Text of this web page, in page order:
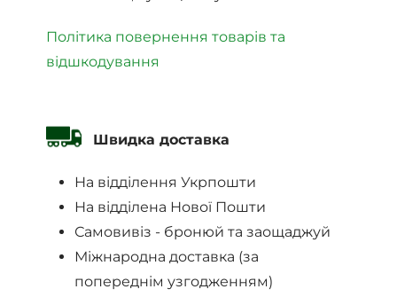
Політика повернення товарів та
відшкодування
Швидка доставка
На відділення Укрпошти
На відділена Нової Пошти
Самовивіз - бронюй та заощаджуй
Міжнародна доставка (за
попереднім узгодженням)